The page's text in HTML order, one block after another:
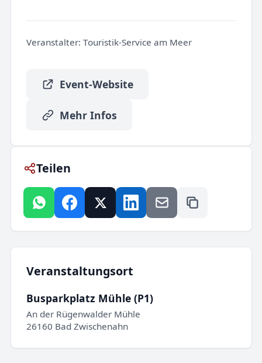
Veranstalter: Touristik-Service am Meer
Event-Website
Mehr Infos
Teilen
Veranstaltungsort
Busparkplatz Mühle (P1)
An der Rügenwalder Mühle
26160 Bad Zwischenahn